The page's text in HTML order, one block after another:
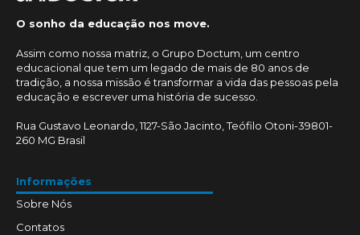
O sonho da educação nos move.
Assim como nossa matriz, o Grupo Doctum, um centro
educacional que tem um legado de mais de 80 anos de
tradição, a nossa missão é transformar a vida das pessoas pela
educação e escrever uma história de sucesso.
Rua Gustavo Leonardo, 1127-São Jacinto, Teófilo Otoni-39801-
260 MG Brasil
Informações
Sobre Nós
Contatos